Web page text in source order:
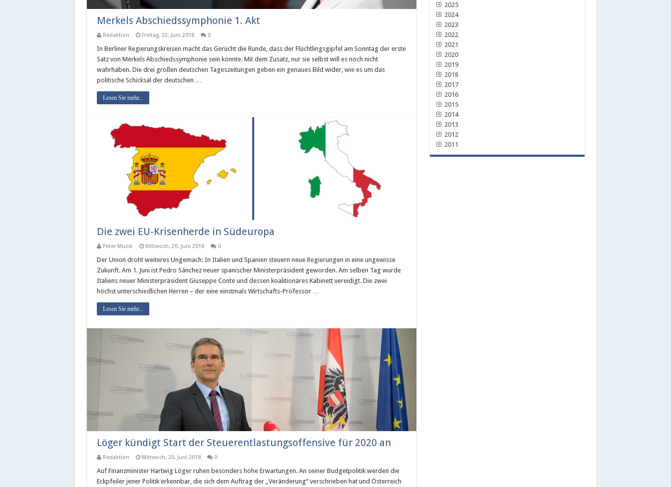
Merkels Abschiedssymphonie 1. Akt
Redaktion Freitag, 22. Juni 2018 0
In Berliner Regierungskreisen macht das Gerücht die Runde, dass der Flüchtlingsgipfel am Sonntag der erste
Satz von Merkels Abschiedssymphonie sein könnte. Mit dem Zusatz, nur sie selbst will es noch nicht
wahrhaben. Die drei großen deutschen Tageszeitungen geben ein genaues Bild wider, wie es um das
politische Schicksal der deutschen …
Lesen Sie mehr...
Die zwei EU-Krisenherde in Südeuropa
Peter Muzik Mittwoch, 20. Juni 2018 0
Der Union droht weiteres Ungemach: In Italien und Spanien steuern neue Regierungen in eine ungewisse
Zukunft. Am 1. Juni ist Pedro Sánchez neuer spanischer Ministerpräsident geworden. Am selben Tag wurde
Italiens neuer Ministerpräsident Giuseppe Conte und dessen koalitionäres Kabinett vereidigt. Die zwei
höchst unterschiedlichen Herren – der eine einstmals Wirtschafts-Professor …
Lesen Sie mehr...
Löger kündigt Start der Steuerentlastungsoffensive für 2020 an
Redaktion Mittwoch, 20. Juni 2018 0
Auf Finanzminister Hartwig Löger ruhen besonders hohe Erwartungen. An seiner Budgetpolitik werden die
Eckpfeiler jener Politik erkennbar, die sich dem Auftrag der „Veränderung“ verschrieben hat und Österreich
2025
2024
2023
2022
2021
2020
2019
2018
2017
2016
2015
2014
2013
2012
2011